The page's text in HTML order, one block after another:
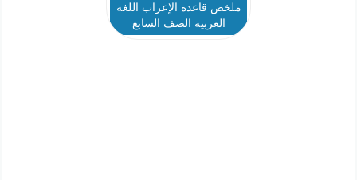
ملخص قاعدة الإعراب اللغة
العربية الصف السابع